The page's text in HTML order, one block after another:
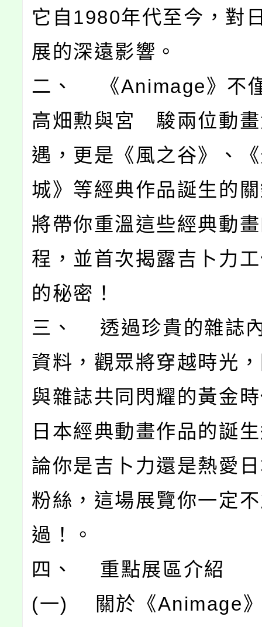
它自1980年代至今，對
展的深遠影響。
二、 《Animage》不
高畑勲與宮 駿兩位動
遇，更是《風之谷》、
城》等經典作品誕生的
將帶你重溫這些經典動
程，並首次揭露吉卜力
的秘密！
三、 透過珍貴的雜誌
資料，觀眾將穿越時光
與雜誌共同閃耀的黃金
日本經典動畫作品的誕
論你是吉卜力還是熱愛
粉絲，這場展覽你一定
過！。
四、 重點展區介紹
(一) 關於《Animage